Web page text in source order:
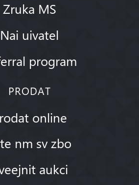
Zruka MS
Nai uivatel
program
PRODAT
online
nm sv zbo
aukci